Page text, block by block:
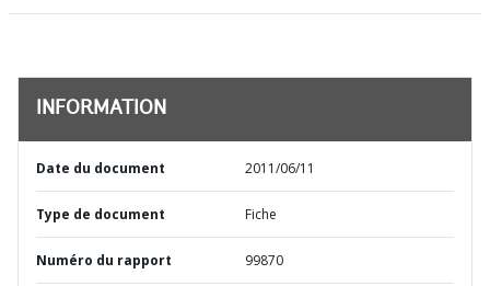
INFORMATION
Date du document 2011/06/11
Type de document Fiche
Numéro du rapport 99870